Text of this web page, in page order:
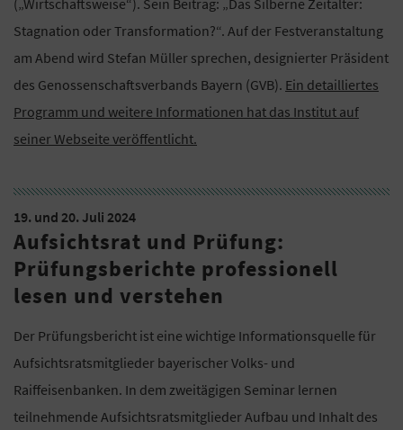
Stagnation oder Transformation?“. Auf der Festveranstaltung
am Abend wird Stefan Müller sprechen, designierter Präsident
des Genossenschaftsverbands Bayern (GVB). Ein detailliertes
Programm und weitere Informationen hat das Institut auf
seiner Webseite veröffentlicht.
19. und 20. Juli 2024
Aufsichtsrat und Prüfung:
Prüfungsberichte professionell
lesen und verstehen
Der Prüfungsbericht ist eine wichtige Informationsquelle für
Aufsichtsratsmitglieder bayerischer Volks- und
Raiffeisenbanken. In dem zweitägigen Seminar lernen
teilnehmende Aufsichtsratsmitglieder Aufbau und Inhalt des